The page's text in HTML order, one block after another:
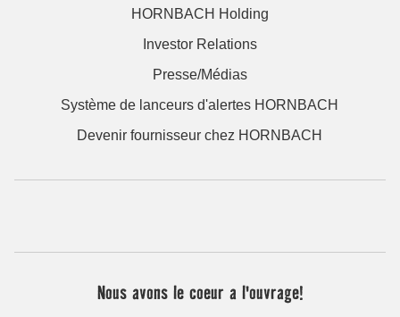
HORNBACH Holding
Investor Relations
Presse/Médias
Système de lanceurs d'alertes HORNBACH
Devenir fournisseur chez HORNBACH
Nous avons le coeur a l'ouvrage!